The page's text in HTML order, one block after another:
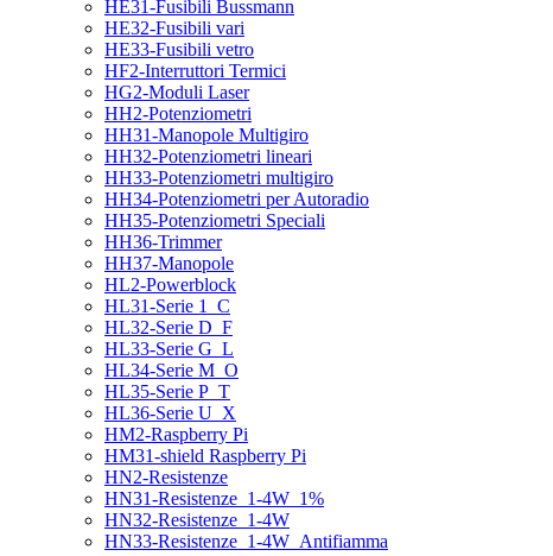
HE31-Fusibili Bussmann
HE32-Fusibili vari
HE33-Fusibili vetro
HF2-Interruttori Termici
HG2-Moduli Laser
HH2-Potenziometri
HH31-Manopole Multigiro
HH32-Potenziometri lineari
HH33-Potenziometri multigiro
HH34-Potenziometri per Autoradio
HH35-Potenziometri Speciali
HH36-Trimmer
HH37-Manopole
HL2-Powerblock
HL31-Serie 1_C
HL32-Serie D_F
HL33-Serie G_L
HL34-Serie M_O
HL35-Serie P_T
HL36-Serie U_X
HM2-Raspberry Pi
HM31-shield Raspberry Pi
HN2-Resistenze
HN31-Resistenze_1-4W_1%
HN32-Resistenze_1-4W
HN33-Resistenze_1-4W_Antifiamma